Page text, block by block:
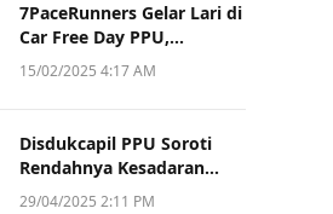
7PaceRunners Gelar Lari di
Car Free Day PPU,
Kampanye Gaya Hidup
15/02/2025 4:17 AM
Disdukcapil PPU Soroti
Rendahnya Kesadaran
Warga Soal Pelaporan
29/04/2025 2:11 PM